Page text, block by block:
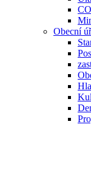
Obecní